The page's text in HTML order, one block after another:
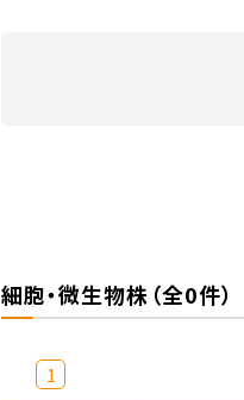
細胞・微生物株（全0件）
1